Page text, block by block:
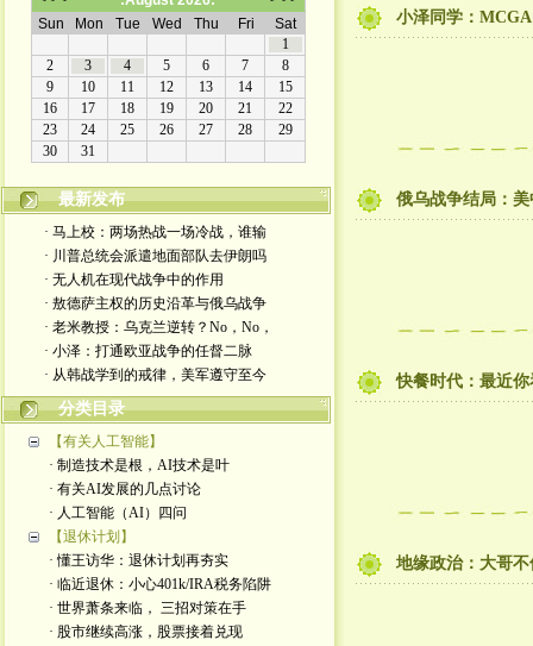
最新发布
· 马上校：两场热战一场冷战，谁输
· 川普总统会派遣地面部队去伊朗吗
· 无人机在现代战争中的作用
· 敖德萨主权的历史沿革与俄乌战争
· 老米教授：乌克兰逆转？No，No，
· 小泽：打通欧亚战争的任督二脉
· 从韩战学到的戒律，美军遵守至今
分类目录
【有关人工智能】
· 制造技术是根，AI技术是叶
· 有关AI发展的几点讨论
· 人工智能（AI）四问
【退休计划】
· 懂王访华：退休计划再夯实
· 临近退休：小心401k/IRA税务陷阱
· 世界萧条来临， 三招对策在手
· 股市继续高涨，股票接着兑现
小泽同学：
俄乌战争结局：美
快餐时代：最近
地缘政治：大哥